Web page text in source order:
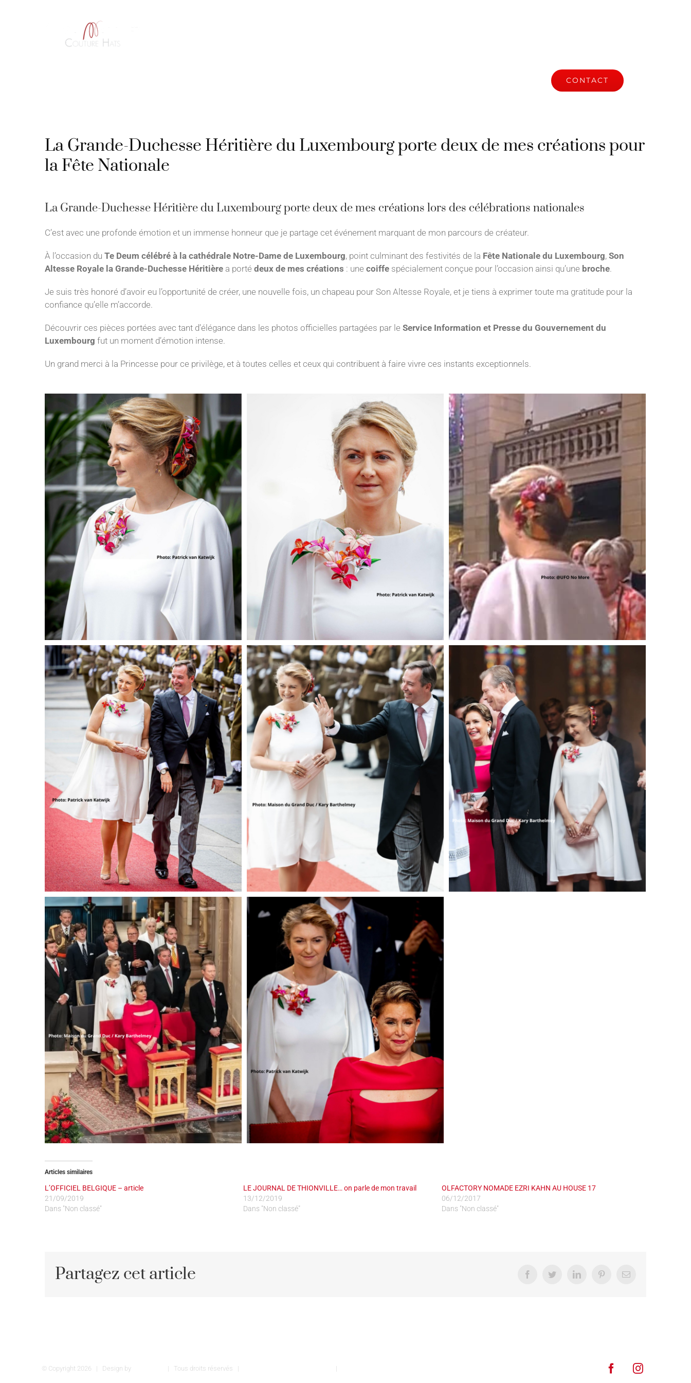
CONTACT
La Grande-Duchesse Héritière du Luxembourg porte deux de mes créations pour
la Fête Nationale
La Grande-Duchesse Héritière du Luxembourg porte deux de mes créations lors des célébrations nationales
C’est avec une profonde émotion et un immense honneur que je partage cet événement marquant de mon parcours de créateur.
À l’occasion du Te Deum célébré à la cathédrale Notre-Dame de Luxembourg, point culminant des festivités de la Fête Nationale du Luxembourg, Son
Altesse Royale la Grande-Duchesse Héritière a porté deux de mes créations : une coiffe spécialement conçue pour l’occasion ainsi qu’une broche.
Je suis très honoré d’avoir eu l’opportunité de créer, une nouvelle fois, un chapeau pour Son Altesse Royale, et je tiens à exprimer toute ma gratitude pour la
confiance qu’elle m’accorde.
Découvrir ces pièces portées avec tant d’élégance dans les photos officielles partagées par le Service Information et Presse du Gouvernement du
Luxembourg fut un moment d’émotion intense.
Un grand merci à la Princesse pour ce privilège, et à toutes celles et ceux qui contribuent à faire vivre ces instants exceptionnels.
Articles similaires
L’OFFICIEL BELGIQUE – article
21/09/2019
Dans "Non classé"
LE JOURNAL DE THIONVILLE… on parle de mon travail
13/12/2019
Dans "Non classé"
OLFACTORY NOMADE EZRI KAHN AU HOUSE 17
06/12/2017
Dans "Non classé"
Partagez cet article FacebookTwitterLinkedIn PinterestEmail
© Copyright 2026 | Design by | Tous droits réservés | | FacebookInstagram